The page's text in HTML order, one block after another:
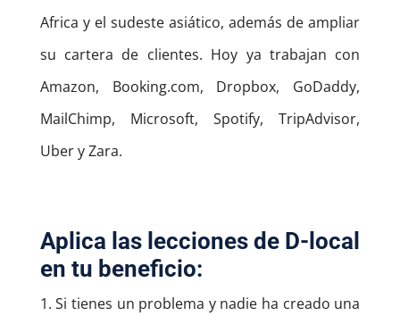
Africa y el sudeste asiático, además de ampliar
su cartera de clientes. Hoy ya trabajan con
Amazon, Booking.com, Dropbox, GoDaddy,
MailChimp, Microsoft, Spotify, TripAdvisor,
Uber y Zara.
Aplica las lecciones de D-local
en tu beneficio:
Si tienes un problema y nadie ha creado una